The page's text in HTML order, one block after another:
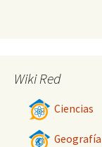
Wiki Red
Ciencias
Geografía